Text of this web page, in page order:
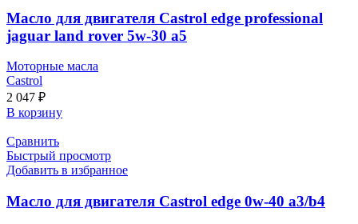
Масло для двигателя Castrol edge professional
jaguar land rover 5w-30 a5
Моторные масла
Castrol
2 047 ₽
В корзину
Сравнить
Быстрый просмотр
Добавить в избранное
Масло для двигателя Castrol edge 0w-40 a3/b4